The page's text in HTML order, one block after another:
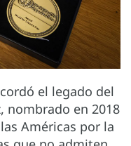
el legado del
nombrado en 2018
Américas por la